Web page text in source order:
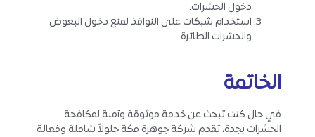
دخول الحشرات.
استخدام شبكات على النوافذ لمنع دخول البعوض
والحشرات الطائرة.
الخاتمة
في حال كنت تبحث عن خدمة موثوقة وآمنة لمكافحة
الحشرات بجدة، تقدم شركة جوهرة مكة حلولاً شاملة وفعالة